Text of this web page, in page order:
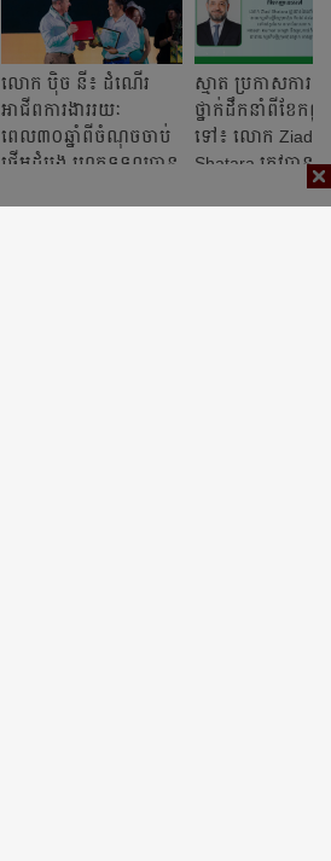
លោក ប៉ិច នី៖ ដំណើរ
អាជីពការងាររយៈ
ពេល៣០ឆ្នាំពីចំណុចចាប់
ផ្តើមដំបូង រហូតទទួលបាន
ស្មាត ប្រកាសការផ្ល
ថ្នាក់ដឹកនាំពីខែកញ្ញ
ទៅ៖ លោក Ziad
Shatara ត្រូវបានត
ជានាយកប្រតិបត្តិន